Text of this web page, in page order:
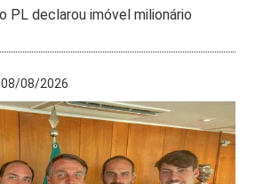
PL declarou imóvel milionário
08/08/2026